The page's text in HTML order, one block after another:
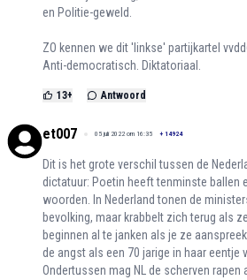
en Politie-geweld.
ZO kennen we dit 'linkse' partijkartel
Anti-democratisch. Diktatoriaal.
13+ Antwoord
et007 05 juli 2022 om 16:35 + 14924
Dit is het grote verschil tussen de
dictatuur: Poetin heeft tenminste ballen
woorden. In Nederland tonen de
bevolking, maar krabbelt zich terug als
beginnen al te janken als je ze
de angst als een 70 jarige in haar eentje
Ondertussen mag NL de scherven